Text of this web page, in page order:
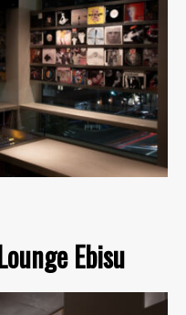
Ebisu